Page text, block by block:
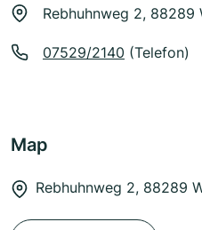
Rebhuhnweg 2,
07529/2140 (Telefon)
Map
Rebhuhnweg 2, 88289